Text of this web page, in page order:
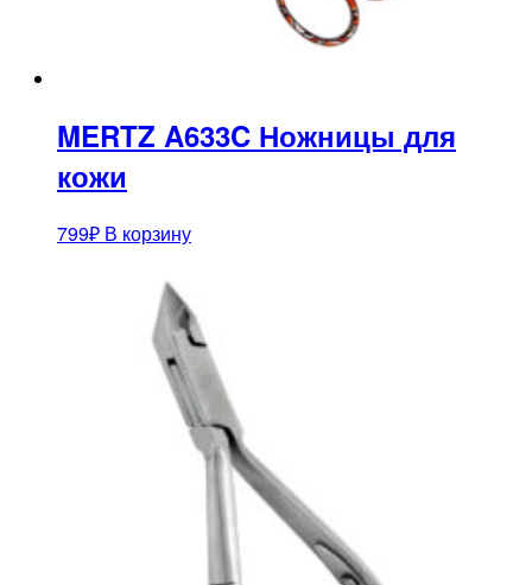
MERTZ A633C Ножницы для
кожи
799₽ В корзину